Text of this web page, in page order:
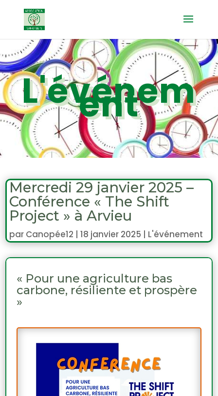
L'événem
ent
Mercredi 29 janvier 2025 –
Conférence « The Shift
Project » à Arvieu
par Canopée12 |18 janvier 2025 | L'événement
« Pour une agriculture bas
carbone, résiliente et prospère
»